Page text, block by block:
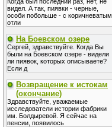
видел. А так, пиявки - черные,
особи побольше - с коричневатым
отли
На Боевском озере
Сергей, здравствуйте. Когда Вы
были на Боевском озере - видели
ли пиявок, которых описываете?
Если д
Возвращение к истокам
(окончание)
Здравствуйте, уважаемые
исследователи истории фабрики
им. Болдыревой. Я сейчас на
пенсии, появилось